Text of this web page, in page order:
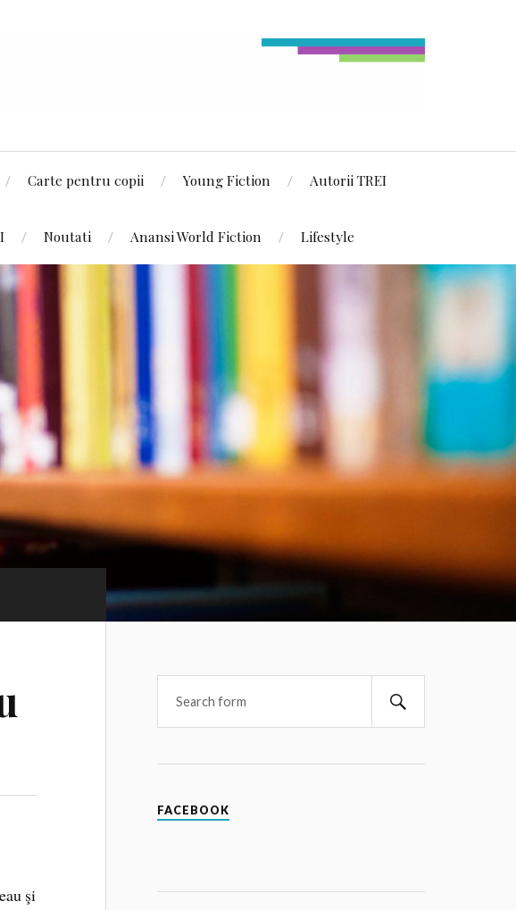
Carte pentru copii Young Fiction Autorii TREI
Noutati Anansi World Fiction Lifestyle
şi
FACEBOOK